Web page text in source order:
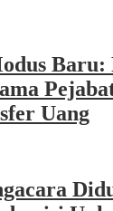
Baru:
Uang